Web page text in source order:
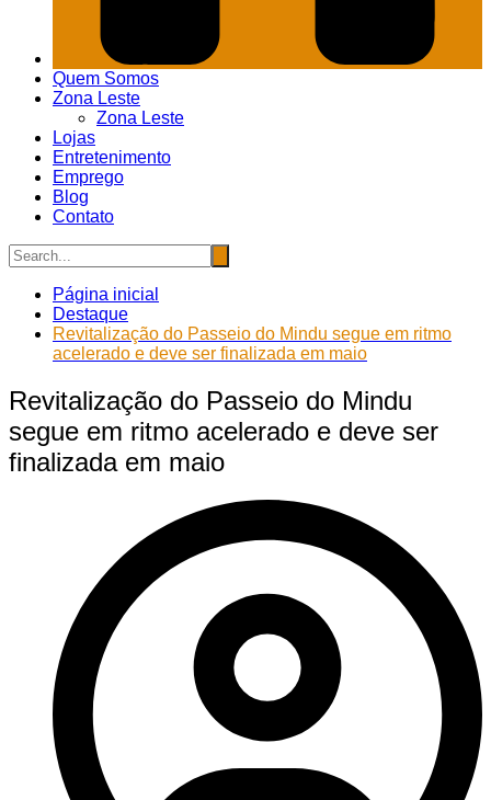
Quem Somos
Zona Leste
Zona Leste
Lojas
Entretenimento
Emprego
Blog
Contato
Página inicial
Destaque
Revitalização do Passeio do Mindu segue em ritmo
acelerado e deve ser finalizada em maio
Revitalização do Passeio do Mindu
segue em ritmo acelerado e deve ser
finalizada em maio